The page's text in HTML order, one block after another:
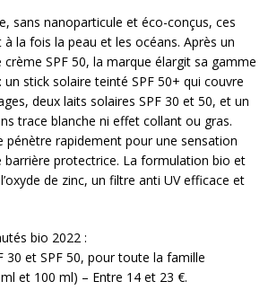
sans nanoparticule et éco-conçus, ces
la fois la peau et les océans. Après un
SPF 50, la marque élargit sa gamme
stick solaire teinté SPF 50+ qui couvre
deux laits solaires SPF 30 et 50, et un
trace blanche ni effet collant ou gras.
pénètre rapidement pour une sensation
barrière protectrice. La formulation bio et
de zinc, un filtre anti UV efficace et
bio 2022 :
30 et SPF 50, pour toute la famille
et 100 ml) – Entre 14 et 23 €.